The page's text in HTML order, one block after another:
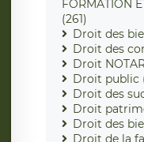
FORMATION
(261)
Droit des
Droit des
Droit
Droit public
Droit des
Droit
Droit des
Droit de la